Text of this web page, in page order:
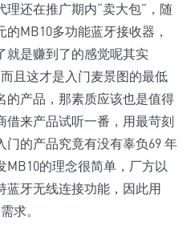
还在推广期内“卖大包”，随
的MB10多功能蓝牙接收器，
就是赚到了的感觉呢其实
且这才是入门麦景图的最低
的产品，那素质应该也是值得
借来产品试听一番，用最苛刻
门的产品究竟有没有辜负69 年
的理念很简单，厂方以
蓝牙无线连接功能，因此用
求。